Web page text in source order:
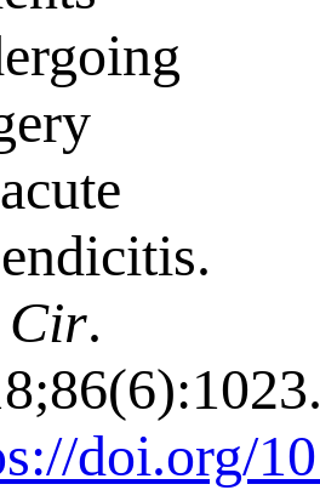
.
doi.org/